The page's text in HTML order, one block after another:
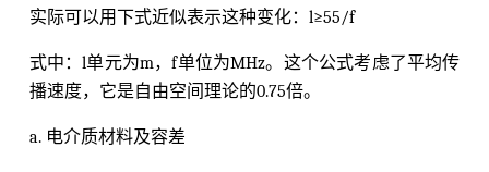
实际可以用下式近似表示这种变化：l≥55/f
式中：l单元为m，f单位为MHz。这个公式考虑了平均传
播速度，它是自由空间理论的0.75倍。
a. 电介质材料及容差